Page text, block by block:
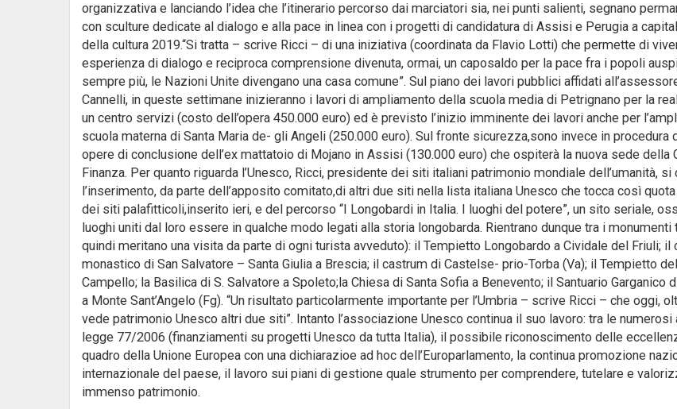
organizzativa e lanciando l’idea che l’itinerario percorso dai marciatori sia, nei punti salienti, segnano
con sculture dedicate al dialogo e alla pace in linea con i progetti di candidatura di Assisi e Perugia a
della cultura 2019.“Si tratta – scrive Ricci – di una iniziativa (coordinata da Flavio Lotti) che permette di
esperienza di dialogo e reciproca comprensione divenuta, ormai, un caposaldo per la pace fra i popoli
sempre più, le Nazioni Unite divengano una casa comune”. Sul piano dei lavori pubblici affidati
Cannelli, in queste settimane inizieranno i lavori di ampliamento della scuola media di Petrignano per la
un centro servizi (costo dell’opera 450.000 euro) ed è previsto l’inizio imminente dei lavori anche per
scuola materna di Santa Maria de- gli Angeli (250.000 euro). Sul fronte sicurezza,sono invece in procedura
opere di conclusione dell’ex mattatoio di Mojano in Assisi (130.000 euro) che ospiterà la nuova sede della
Finanza. Per quanto riguarda l’Unesco, Ricci, presidente dei siti italiani patrimonio mondiale dell’umanità, si
l’inserimento, da parte dell’apposito comitato,di altri due siti nella lista italiana Unesco che tocca così
dei siti palafitticoli,inserito ieri, e del percorso “I Longobardi in Italia. I luoghi del potere”, un sito seriale,
luoghi uniti dal loro essere in qualche modo legati alla storia longobarda. Rientrano dunque tra i monumenti
quindi meritano una visita da parte di ogni turista avveduto): il Tempietto Longobardo a Cividale del Friuli;
monastico di San Salvatore – Santa Giulia a Brescia; il castrum di Castelse- prio-Torba (Va); il Tempietto
Campello; la Basilica di S. Salvatore a Spoleto;la Chiesa di Santa Sofia a Benevento; il Santuario Garganico
a Monte Sant’Angelo (Fg). “Un risultato particolarmente importante per l’Umbria – scrive Ricci – che oggi,
vede patrimonio Unesco altri due siti”. Intanto l’associazione Unesco continua il suo lavoro: tra le numerosi
legge 77/2006 (finanziamenti su progetti Unesco da tutta Italia), il possibile riconoscimento delle
quadro della Unione Europea con una dichiarazioe ad hoc dell’Europarlamento, la continua promozione
internazionale del paese, il lavoro sui piani di gestione quale strumento per comprendere, tutelare e
immenso patrimonio.